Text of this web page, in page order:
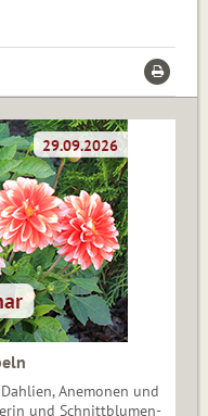
Anemonen und
und Schnittblumen-